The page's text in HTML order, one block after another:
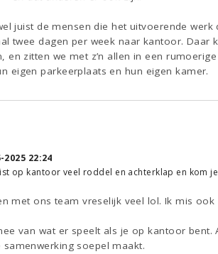
juist de mensen die het uitvoerende
twee dagen per week naar kantoor. Daar
en zitten we met z’n allen in een
eigen parkeerplaats en hun eigen kamer.
2025 22:24
op kantoor veel roddel en achterklap en kom
met ons team vreselijk veel lol. Ik mis
van wat er speelt als je op kantoor
soepel maakt.